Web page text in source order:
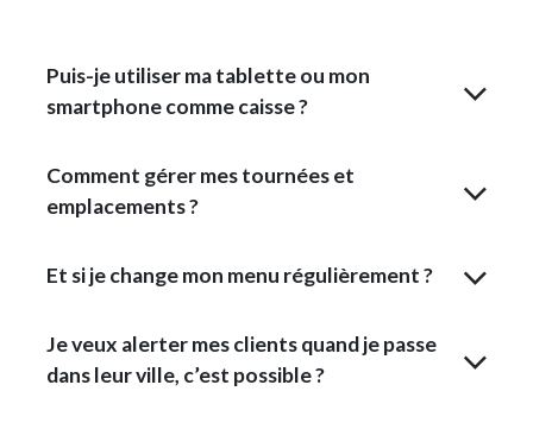
Puis-je utiliser ma tablette ou mon
smartphone comme caisse ?
Comment gérer mes tournées et
emplacements ?
Et si je change mon menu régulièrement ?
Je veux alerter mes clients quand je passe
dans leur ville, c’est possible ?